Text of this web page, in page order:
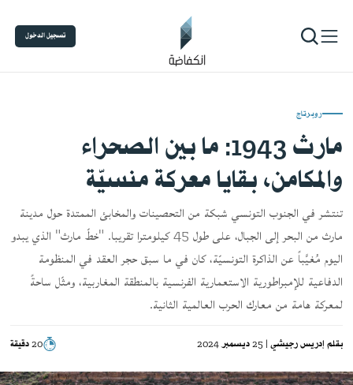
تسجيل الدخول
روبرتاج
مارث 1943: ما بين الصحراء
والمكامن، بقايا معركة منسيّة
تنتشر في الجنوب التونسي شبكة من التحصينات والمخابئ الممتدة حول مدينة
مارث من البحر إلى الجبال، على طول 45 كيلومترا تقريبا. "خطّ مارث" الذي يبدو
اليوم مُغيَّباً عن الذاكرة التونسيّة، كان في ما سبق حجر العقد في المنظومة
الدفاعية للإمبراطورية الاستعمارية الفرنسية بالمنطقة المغاربية، ومثّل ساحةً
لمعركة هامة من معارك الحرب العالمية الثانية.
بقلم إدريس رجيشي | 25 ديسمبر 2024 20 دقيقة